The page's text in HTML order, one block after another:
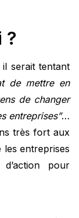
?
serait tentant
de mettre en
de changer
entreprises”…
très fort aux
entreprises
pour